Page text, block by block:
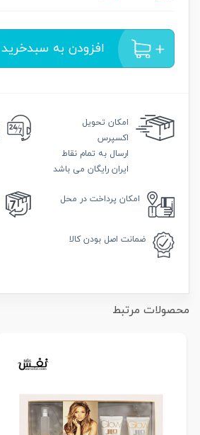
افزودن به سبدخرید
امکان تحویل
اکسپرس
ارسال به تمام نقاط
ایران رایگان می باشد
امکان پرداخت در محل
ضمانت اصل بودن کالا
محصولات مرتبط